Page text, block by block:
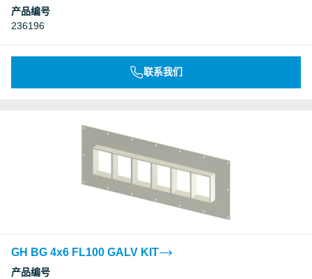
产品编号
236196
联系我们
GH BG 4x6 FL100 GALV KIT
产品编号